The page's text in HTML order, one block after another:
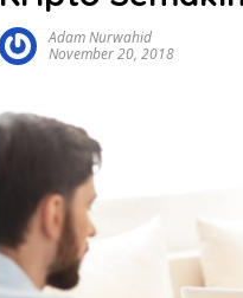
Adam Nurwahid
November 20, 2018